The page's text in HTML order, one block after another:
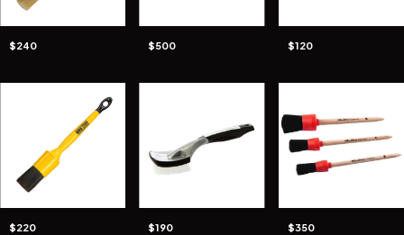
$240 $500 $120
$220 $190 $350